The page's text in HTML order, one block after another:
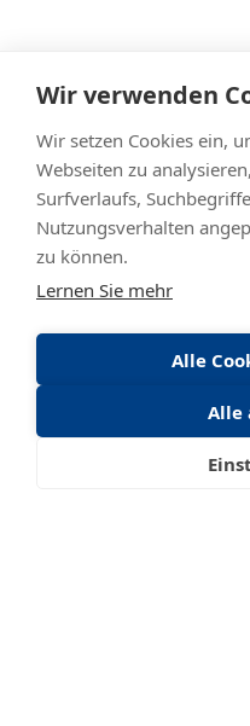
Wir verwenden
Wir setzen Cookies ein,
Webseiten zu
Surfverlaufs,
Nutzungsverhalten
zu können.
Lernen Sie mehr
Alle
Alle